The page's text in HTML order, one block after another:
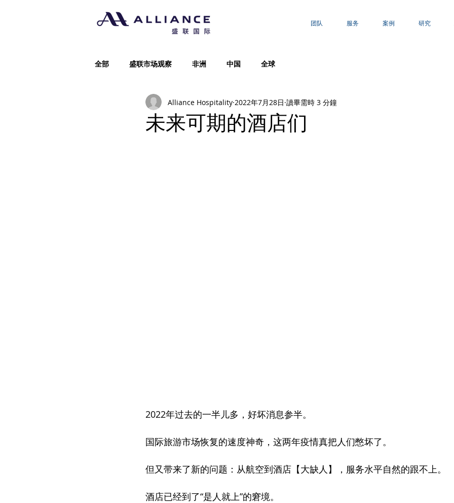
团队 服务 案例 研究
全部 盛联市场观察 非洲 中国 全球
未来可期的酒店们
Alliance Hospitality 2022年7月28日 讀畢需時 3 分鐘
2022年过去的一半儿多，好坏消息参半。
国际旅游市场恢复的速度神奇，这两年疫情真把人们憋坏了。
但又带来了新的问题：从航空到酒店【大缺人】，服务水平自然的跟不上。
酒店已经到了“是人就上”的窘境。